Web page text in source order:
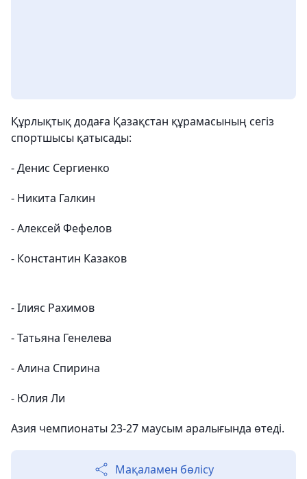
Құрлықтық додаға Қазақстан құрамасының сегіз
спортшысы қатысады:
- Денис Сергиенко
- Никита Галкин
- Алексей Фефелов
- Константин Казаков
- Ілияс Рахимов
- Татьяна Генелева
- Алина Спирина
- Юлия Ли
Азия чемпионаты 23-27 маусым аралығында өтеді.
Мақаламен бөлісу